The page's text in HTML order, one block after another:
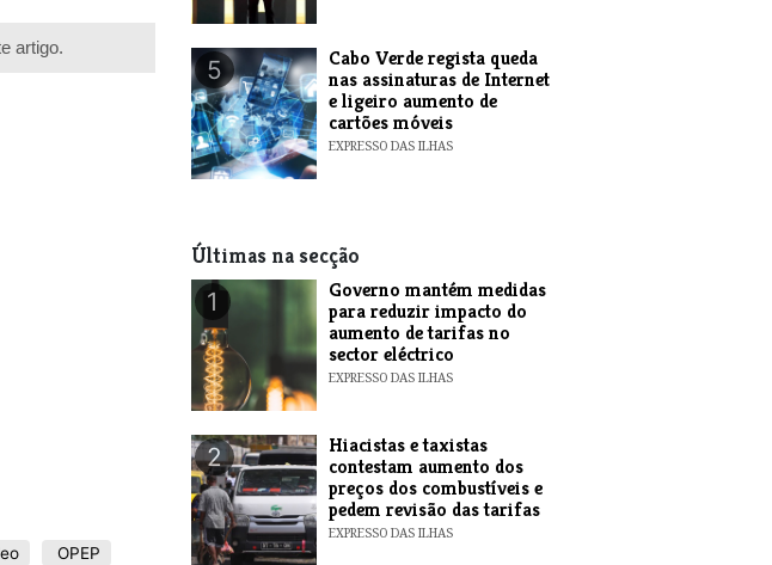
artigo.
OPEP
5
Cabo Verde regista queda
nas assinaturas de Internet
e ligeiro aumento de
cartões móveis
EXPRESSO DAS ILHAS
Últimas na secção
1
Governo mantém medidas
para reduzir impacto do
aumento de tarifas no
sector eléctrico
EXPRESSO DAS ILHAS
2
Hiacistas e taxistas
contestam aumento dos
preços dos combustíveis e
pedem revisão das tarifas
EXPRESSO DAS ILHAS